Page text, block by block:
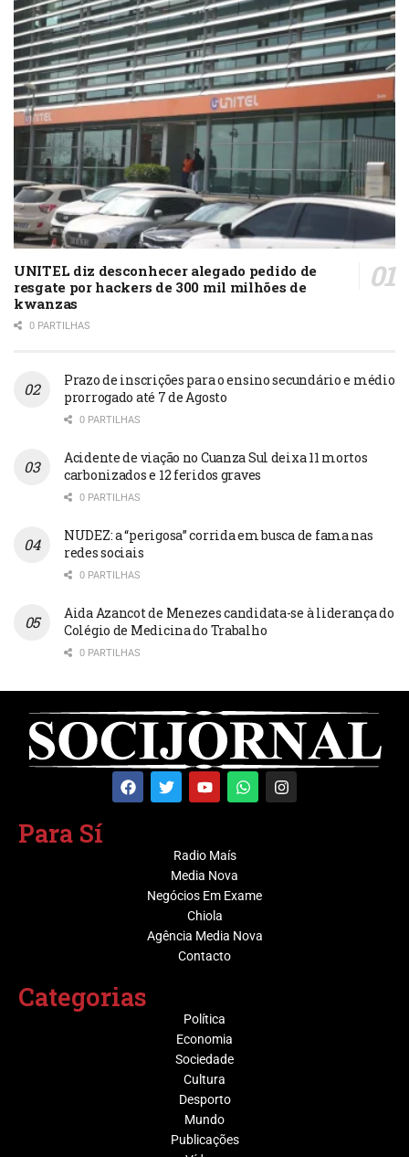
UNITEL diz desconhecer alegado pedido de
resgate por hackers de 300 mil milhões de
kwanzas
0 PARTILHAS
Prazo de inscrições para o ensino secundário e médio
prorrogado até 7 de Agosto
0 PARTILHAS
Acidente de viação no Cuanza Sul deixa 11 mortos
carbonizados e 12 feridos graves
0 PARTILHAS
NUDEZ: a “perigosa” corrida em busca de fama nas
redes sociais
0 PARTILHAS
Aida Azancot de Menezes candidata-se à liderança do
Colégio de Medicina do Trabalho
0 PARTILHAS
Para Sí
Radio Maís
Media Nova
Negócios Em Exame
Chiola
Agência Media Nova
Contacto
Categorias
Política
Economia
Sociedade
Cultura
Desporto
Mundo
Publicações